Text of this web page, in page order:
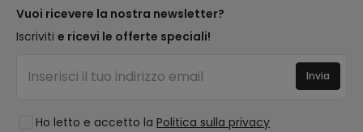
Sei un Professionista?
Domande frequenti
Illuminazione per aziende
Tendenze
I migliori brand
Spazi
Collezioni
Vuoi ricevere la nostra newsletter?
Iscriviti e ricevi le offerte speciali!
Ho letto e accetto la Politica sulla privacy
Invia